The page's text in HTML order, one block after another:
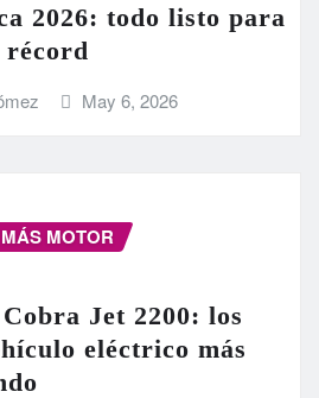
2026: todo listo para
récord
May 6, 2026
MÁS MOTOR
Jet 2200: los
eléctrico más